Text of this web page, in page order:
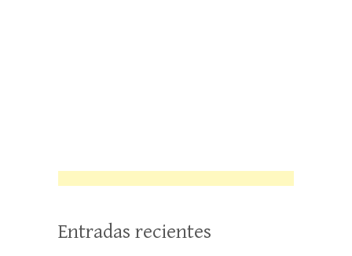
Entradas recientes